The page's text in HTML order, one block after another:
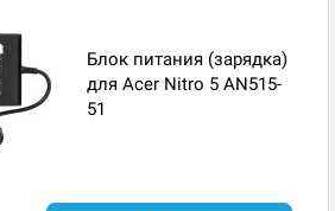
Блок питания (зарядка)
для Acer Nitro 5 AN515-
51